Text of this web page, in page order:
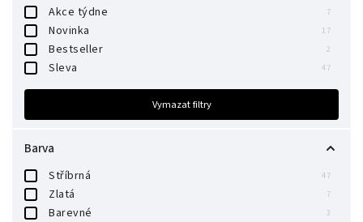
Akce týdne 7
Novinka 17
Bestseller 2
Sleva 47
Barva
Stříbrná 47
Zlatá 7
Barevné 3
Vymazat filtry